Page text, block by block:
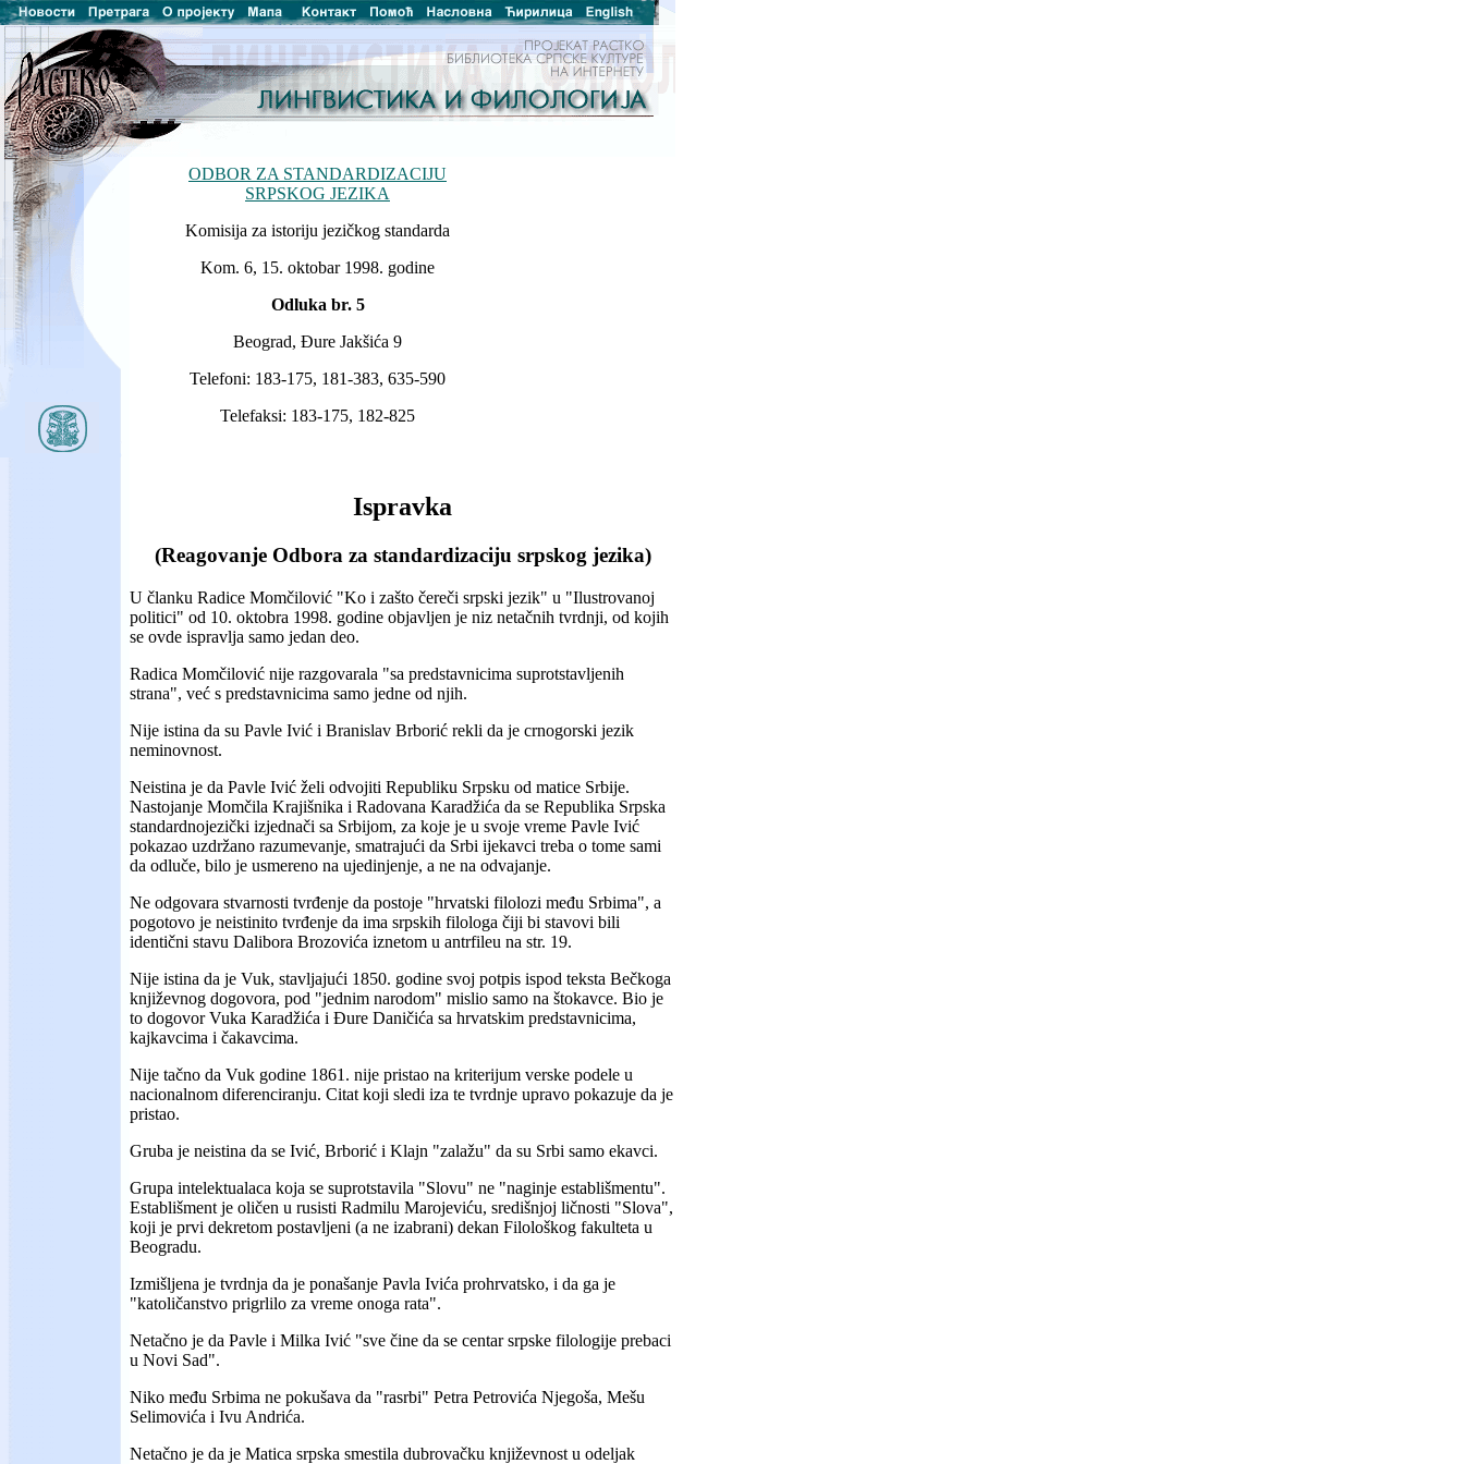
ODBOR ZA STANDARDIZACIJU
SRPSKOG JEZIKA
Komisija za istoriju jezičkog standarda
Kom. 6, 15. oktobar 1998. godine
Odluka br. 5
Beograd, Đure Jakšića 9
Telefoni: 183-175, 181-383, 635-590
Telefaksi: 183-175, 182-825
Ispravka
(Reagovanje Odbora za standardizaciju srpskog jezika)
U članku Radice Momčilović "Ko i zašto čereči srpski jezik" u "Ilustrovanoj
politici" od 10. oktobra 1998. godine objavljen je niz netačnih tvrdnji, od kojih
se ovde ispravlja samo jedan deo.
Radica Momčilović nije razgovarala "sa predstavnicima suprotstavljenih
strana", već s predstavnicima samo jedne od njih.
Nije istina da su Pavle Ivić i Branislav Brborić rekli da je crnogorski jezik
neminovnost.
Neistina je da Pavle Ivić želi odvojiti Republiku Srpsku od matice Srbije.
Nastojanje Momčila Krajišnika i Radovana Karadžića da se Republika Srpska
standardnojezički izjednači sa Srbijom, za koje je u svoje vreme Pavle Ivić
pokazao uzdržano razumevanje, smatrajući da Srbi ijekavci treba o tome sami
da odluče, bilo je usmereno na ujedinjenje, a ne na odvajanje.
Ne odgovara stvarnosti tvrđenje da postoje "hrvatski filolozi među Srbima", a
pogotovo je neistinito tvrđenje da ima srpskih filologa čiji bi stavovi bili
identični stavu Dalibora Brozovića iznetom u antrfileu na str. 19.
Nije istina da je Vuk, stavljajući 1850. godine svoj potpis ispod teksta Bečkoga
književnog dogovora, pod "jednim narodom" mislio samo na štokavce. Bio je
to dogovor Vuka Karadžića i Đure Daničića sa hrvatskim predstavnicima,
kajkavcima i čakavcima.
Nije tačno da Vuk godine 1861. nije pristao na kriterijum verske podele u
nacionalnom diferenciranju. Citat koji sledi iza te tvrdnje upravo pokazuje da je
pristao.
Gruba je neistina da se Ivić, Brborić i Klajn "zalažu" da su Srbi samo ekavci.
Grupa intelektualaca koja se suprotstavila "Slovu" ne "naginje establišmentu".
Establišment je oličen u rusisti Radmilu Marojeviću, središnjoj ličnosti "Slova",
koji je prvi dekretom postavljeni (a ne izabrani) dekan Filološkog fakulteta u
Beogradu.
Izmišljena je tvrdnja da je ponašanje Pavla Ivića prohrvatsko, i da ga je
"katoličanstvo prigrlilo za vreme onoga rata".
Netačno je da Pavle i Milka Ivić "sve čine da se centar srpske filologije prebaci
u Novi Sad".
Niko među Srbima ne pokušava da "rasrbi" Petra Petrovića Njegoša, Mešu
Selimovića i Ivu Andrića.
Netačno je da je Matica srpska smestila dubrovačku književnost u odeljak